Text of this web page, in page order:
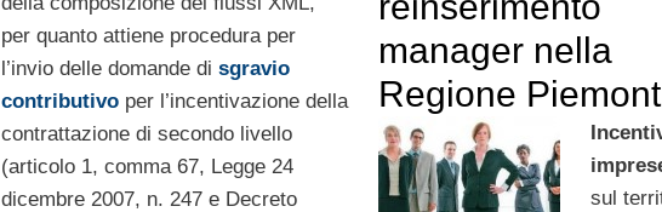
per quanto attiene procedura per
l’invio delle domande di sgravio
contributivoper l’incentivazione della
contrattazione di secondo livello
(articolo 1, comma 67, Legge 24
dicembre 2007, n. 247 e Decreto
manager nella
Regione
sul